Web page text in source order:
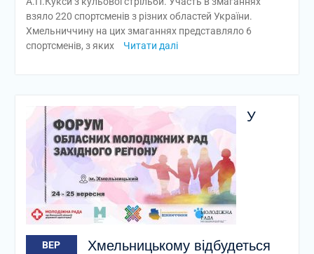
взяло 220 спортсменів з різних областей України.
Хмельниччину на цих змаганнях представляло 6
спортсменів, з яких
Читати далі
ВЕР
У
Хмельницькому відбудеться